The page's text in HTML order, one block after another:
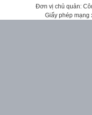
Đơn vị chủ quản:
Giấy phép mạng